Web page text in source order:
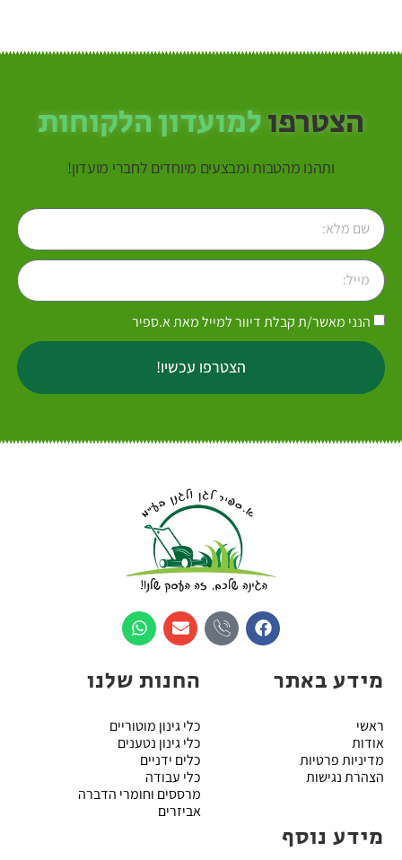
הצטרפולמועדון הלקוחות
ותהנו מהטבות ומבצעים מיוחדים לחברי מועדון!
הנני מאשר/ת קבלת דיוור למייל מאת א.ספיר
הצטרפו עכשיו!
מידע באתר
ראשי
אודות
מדיניות פרטיות
הצהרת נגישות
החנות שלנו
כלי גינון מוטוריים
כלי גינון נטענים
כלים ידניים
כלי עבודה
מרססים וחומרי הדברה
אביזרים
מידע נוסף